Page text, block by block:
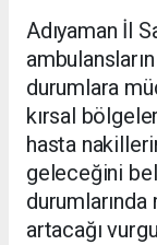
Adıyaman İl
durumlara
kırsal
hasta
geleceğini
artacağı